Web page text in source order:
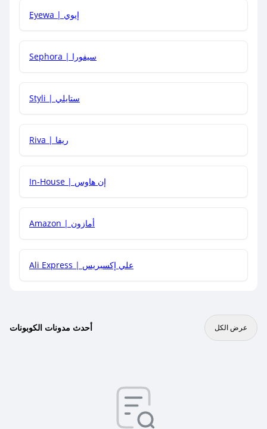
هل يمكنني جمع كود خصم مع العروض الأخرى؟
Eyewa | إيوي
Sephora | سيفورا
Styli | ستايلي
Riva | ريفا
In-House | إن هاوس
Amazon | أمازون
Ali Express | علي إكسبريس
أحدث مدونات الكوبونات عرض الكل